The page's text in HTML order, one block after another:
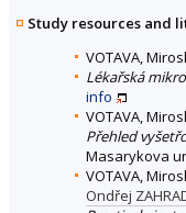
Study resources and
VOTAVA,
Lékařská
info
VOTAVA,
Přehled
Masarykova
VOTAVA,
Ondřej